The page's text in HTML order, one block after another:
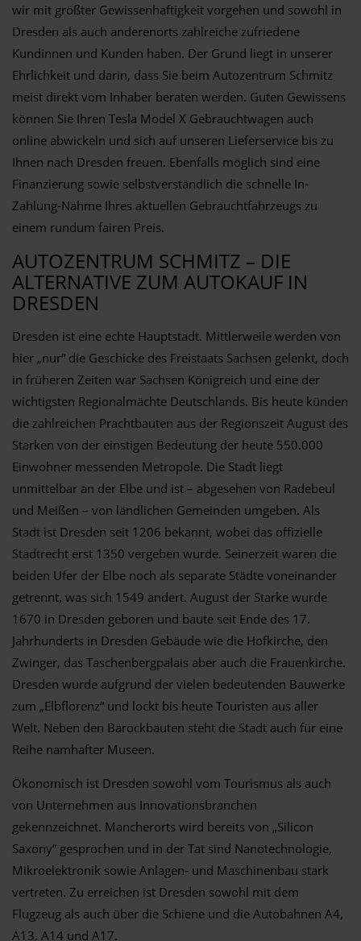
wir mit größter Gewissenhaftigkeit vorgehen und sowohl in
Dresden als auch anderenorts zahlreiche zufriedene
Kundinnen und Kunden haben. Der Grund liegt in unserer
Ehrlichkeit und darin, dass Sie beim Autozentrum Schmitz
meist direkt vom Inhaber beraten werden. Guten Gewissens
können Sie Ihren Tesla Model X Gebrauchtwagen auch
online abwickeln und sich auf unseren Lieferservice bis zu
Ihnen nach Dresden freuen. Ebenfalls möglich sind eine
Finanzierung sowie selbstverständlich die schnelle In-
Zahlung-Nahme Ihres aktuellen Gebrauchtfahrzeugs zu
einem rundum fairen Preis.
AUTOZENTRUM SCHMITZ – DIE
ALTERNATIVE ZUM AUTOKAUF IN
DRESDEN
Dresden ist eine echte Hauptstadt. Mittlerweile werden von
hier „nur“ die Geschicke des Freistaats Sachsen gelenkt, doch
in früheren Zeiten war Sachsen Königreich und eine der
wichtigsten Regionalmächte Deutschlands. Bis heute künden
die zahlreichen Prachtbauten aus der Regionszeit August des
Starken von der einstigen Bedeutung der heute 550.000
Einwohner messenden Metropole. Die Stadt liegt
unmittelbar an der Elbe und ist – abgesehen von Radebeul
und Meißen – von ländlichen Gemeinden umgeben. Als
Stadt ist Dresden seit 1206 bekannt, wobei das offizielle
Stadtrecht erst 1350 vergeben wurde. Seinerzeit waren die
beiden Ufer der Elbe noch als separate Städte voneinander
getrennt, was sich 1549 ändert. August der Starke wurde
1670 in Dresden geboren und baute seit Ende des 17.
Jahrhunderts in Dresden Gebäude wie die Hofkirche, den
Zwinger, das Taschenbergpalais aber auch die Frauenkirche.
Dresden wurde aufgrund der vielen bedeutenden Bauwerke
zum „Elbflorenz“ und lockt bis heute Touristen aus aller
Welt. Neben den Barockbauten steht die Stadt auch für eine
Reihe namhafter Museen.
Ökonomisch ist Dresden sowohl vom Tourismus als auch
von Unternehmen aus Innovationsbranchen
gekennzeichnet. Mancherorts wird bereits von „Silicon
Saxony“ gesprochen und in der Tat sind Nanotechnologie,
Mikroelektronik sowie Anlagen- und Maschinenbau stark
vertreten. Zu erreichen ist Dresden sowohl mit dem
Flugzeug als auch über die Schiene und die Autobahnen A4,
A13, A14 und A17.